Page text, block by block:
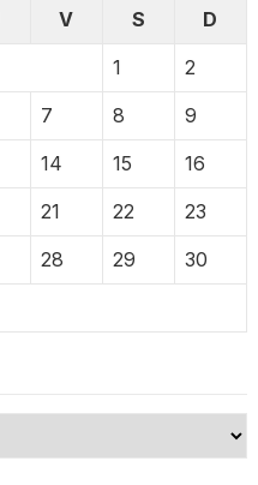
V S
D
1
2
7 8
9
14 15
16
21 22
23
28 29
30